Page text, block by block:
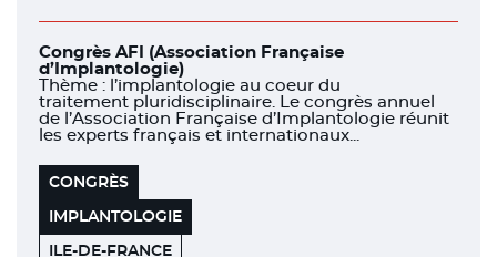
Congrès AFI (Association Française
d’Implantologie)
Thème : l’implantologie au coeur du
traitement pluridisciplinaire. Le congrès annuel
de l’Association Française d’Implantologie réunit
les experts français et internationaux...
CONGRÈS
IMPLANTOLOGIE
ILE-DE-FRANCE